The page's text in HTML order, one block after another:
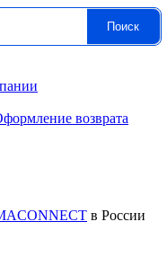
Поиск
возврата
в России